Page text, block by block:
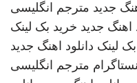
جدید مترجم انگلیسی
اهنگ جدید خرید بک لینک
لینک دانلود اهنگ جدید
مترجم انگلیسی